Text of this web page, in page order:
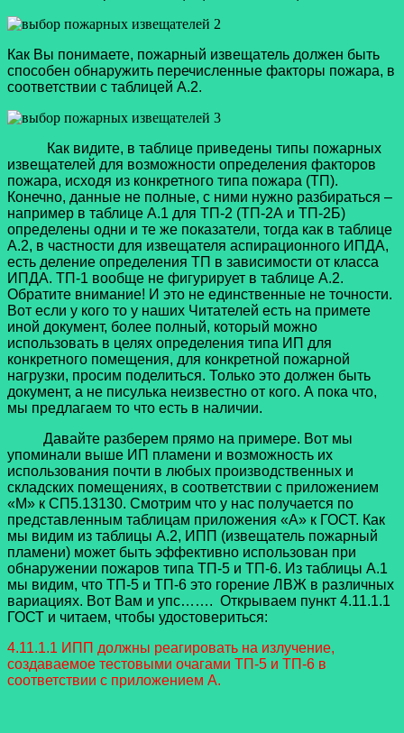
Как Вы понимаете, пожарный извещатель должен быть
способен обнаружить перечисленные факторы пожара, в
соответствии с таблицей А.2.
Как видите, в таблице приведены типы пожарных
извещателей для возможности определения факторов
пожара, исходя из конкретного типа пожара (ТП).
Конечно, данные не полные, с ними нужно разбираться –
например в таблице А.1 для ТП-2 (ТП-2А и ТП-2Б)
определены одни и те же показатели, тогда как в таблице
А.2, в частности для извещателя аспирационного ИПДА,
есть деление определения ТП в зависимости от класса
ИПДА. ТП-1 вообще не фигурирует в таблице А.2.
Обратите внимание! И это не единственные не точности.
Вот если у кого то у наших Читателей есть на примете
иной документ, более полный, который можно
использовать в целях определения типа ИП для
конкретного помещения, для конкретной пожарной
нагрузки, просим поделиться. Только это должен быть
документ, а не писулька неизвестно от кого. А пока что,
мы предлагаем то что есть в наличии.
Давайте разберем прямо на примере. Вот мы
упоминали выше ИП пламени и возможность их
использования почти в любых производственных и
складских помещениях, в соответствии с приложением
«М» к СП5.13130. Смотрим что у нас получается по
представленным таблицам приложения «А» к ГОСТ. Как
мы видим из таблицы А.2, ИПП (извещатель пожарный
пламени) может быть эффективно использован при
обнаружении пожаров типа ТП-5 и ТП-6. Из таблицы А.1
мы видим, что ТП-5 и ТП-6 это горение ЛВЖ в различных
вариациях. Вот Вам и упс……. Открываем пункт 4.11.1.1
ГОСТ и читаем, чтобы удостовериться:
4.11.1.1 ИПП должны реагировать на излучение,
создаваемое тестовыми очагами ТП-5 и ТП-6 в
соответствии с приложением А.